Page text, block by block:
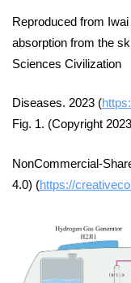
Reproduced from
absorption from the
Sciences Civilization
Diseases. 2023 (
Fig. 1. (Copyright
NonCommercial-
4.0) (https://